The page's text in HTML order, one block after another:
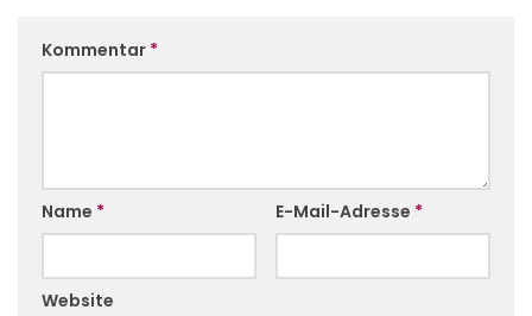
Kommentar *
Name * E-Mail-Adresse *
Website